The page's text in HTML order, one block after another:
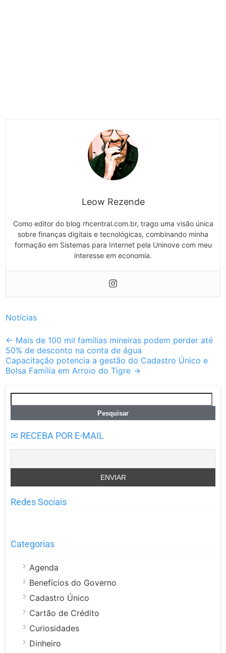
Leow Rezende
Como editor do blog rhcentral.com.br, trago uma visão única
sobre finanças digitais e tecnológicas, combinando minha
formação em Sistemas para Internet pela Uninove com meu
interesse em economia.
Notícias
Post
navigation
← Mais de 100 mil famílias mineiras podem perder até
50% de desconto na conta de água
Capacitação potencia a gestão do Cadastro Único e
Bolsa Família em Arroio do Tigre →
por:
✉ RECEBA POR E-MAIL
Redes Sociais
Categorias
Agenda
Benefícios do Governo
Cadastro Único
Cartão de Crédito
Curiosidades
Dinheiro